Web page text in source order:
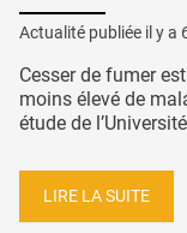
Actualité publiée il y a
Cesser de fumer
moins élevé de
étude de
LIRE LA SUITE